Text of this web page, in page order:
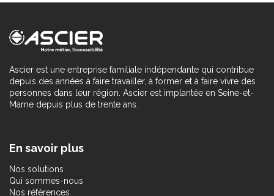
Ascier est une entreprise familiale indépendante qui contribue
depuis des années à faire travailler, à former et à faire vivre des
personnes dans leur région. Ascier est implantée en Seine-et-
Marne depuis plus de trente ans.
En savoir plus
Nos solutions
Qui sommes-nous
Nos références